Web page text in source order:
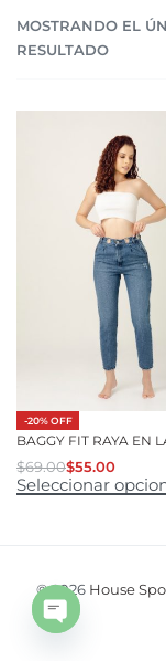
MOSTRANDO EL
RESULTADO
-20% OFF
BAGGY FIT RAYA EN
$69.00$55.00
Seleccionar
© 2026 House
Open